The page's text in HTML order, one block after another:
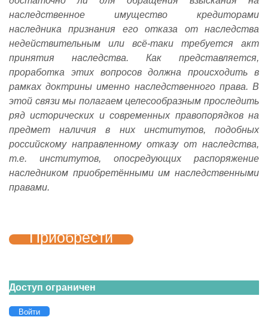
наследственное имущество кредиторами
наследника признания его отказа от наследства
недействительным или всё-таки требуется акт
принятия наследства. Как представляется,
проработка этих вопросов должна происходить в
рамках доктрины именно наследственного права. В
этой связи мы полагаем целесообразным проследить
ряд исторических и современных правопорядков на
предмет наличия в них институтов, подобных
российскому направленному отказу от наследства,
т.е. институтов, опосредующих распоряжение
наследником приобретёнными им наследственными
правами.
Приобрести
Доступ ограничен
Войти